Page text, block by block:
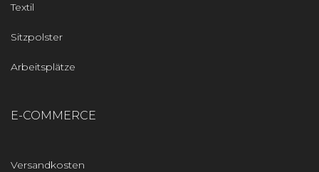
Textil
Sitzpolster
Arbeitsplätze
E-COMMERCE
Versandkosten